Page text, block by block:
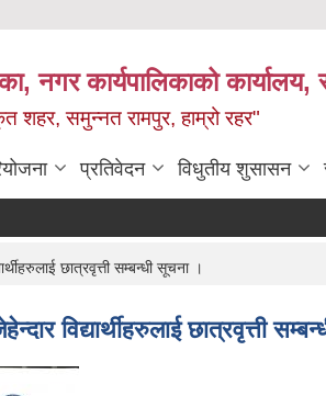
नगर कार्यपालिकाको कार्यालय,
समुन्नत रामपुर, हाम्रो रहर"
प्रतिवेदन विधुतीय शुसासन
छात्रवृत्ती सम्बन्धी सूचना ।
विद्यार्थीहरुलाई छात्रवृत्ती